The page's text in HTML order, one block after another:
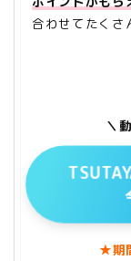
合わせてたくさ
＼
★期